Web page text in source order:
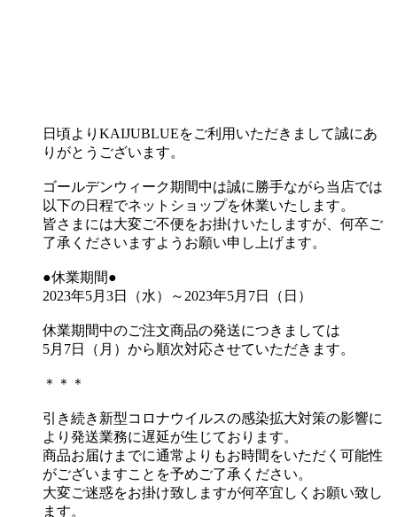
日頃よりKAIJUBLUEをご利用いただきまして誠にあ
りがとうございます。
ゴールデンウィーク期間中は誠に勝手ながら当店では
以下の日程でネットショップを休業いたします。
皆さまには大変ご不便をお掛けいたしますが、何卒ご
了承くださいますようお願い申し上げます。
●休業期間●
2023年5月3日（水）～2023年5月7日（日）
休業期間中のご注文商品の発送につきましては
5月7日（月）から順次対応させていただきます。
＊＊＊
引き続き新型コロナウイルスの感染拡大対策の影響に
より発送業務に遅延が生じております。
商品お届けまでに通常よりもお時間をいただく可能性
がございますことを予めご了承ください。
大変ご迷惑をお掛け致しますが何卒宜しくお願い致し
ます。